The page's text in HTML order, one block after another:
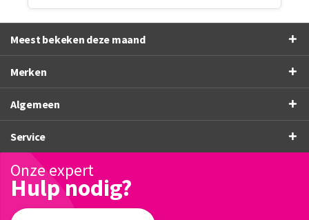
Meest bekeken deze maand
Merken
Algemeen
Service
Onze expert
Hulp nodig?